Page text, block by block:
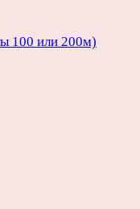
100 или 200м)